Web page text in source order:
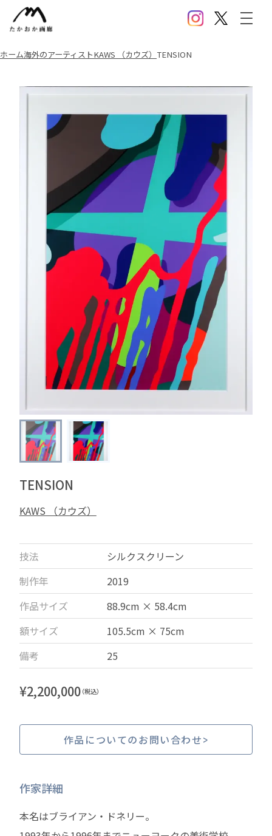
InstagramX(Twitter)
メニ
ホーム海外のアーティストKAWS （カウズ） TENSION
TENSION
KAWS （カウズ）
技法
シルクスクリーン
制作年
2019
作品サイズ
88.9cm × 58.4cm
額サイズ
105.5cm × 75cm
備考
25
¥2,200,000 （税込）
作品についてのお問い合わせ
作家詳細
本名はブライアン・ドネリー。